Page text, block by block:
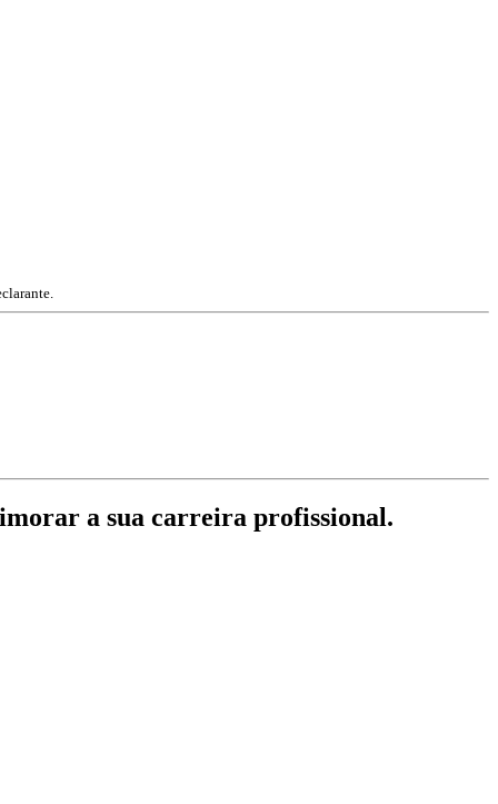
a sua carreira profissional.